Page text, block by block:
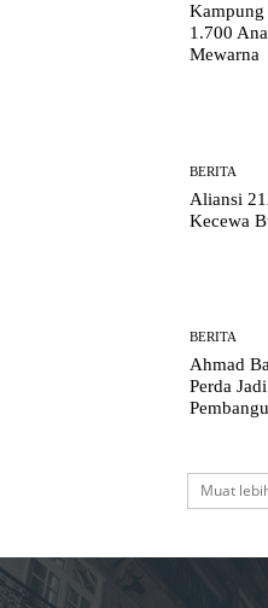
1.700
Mewarna
BERITA
Aliansi
Kecewa
BERITA
Ahmad
Perda
Muat